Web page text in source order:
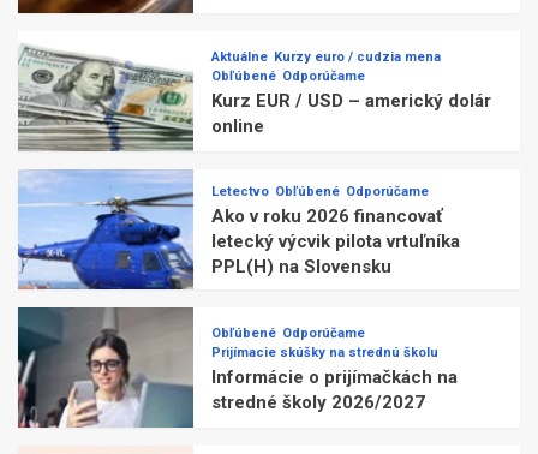
Aktuálne Kurzy euro / cudzia mena
Obľúbené Odporúčame
Kurz EUR / USD – americký dolár
online
Letectvo Obľúbené Odporúčame
Ako v roku 2026 financovať
letecký výcvik pilota vrtuľníka
PPL(H) na Slovensku
Obľúbené Odporúčame
Prijímacie skúšky na strednú školu
Informácie o prijímačkách na
stredné školy 2026/2027